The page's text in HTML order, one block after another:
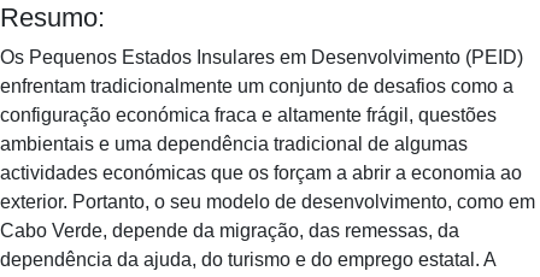
Resumo:
Os Pequenos Estados Insulares em Desenvolvimento (PEID)
enfrentam tradicionalmente um conjunto de desafios como a
configuração económica fraca e altamente frágil, questões
ambientais e uma dependência tradicional de algumas
actividades económicas que os forçam a abrir a economia ao
exterior. Portanto, o seu modelo de desenvolvimento, como em
Cabo Verde, depende da migração, das remessas, da
dependência da ajuda, do turismo e do emprego estatal. A